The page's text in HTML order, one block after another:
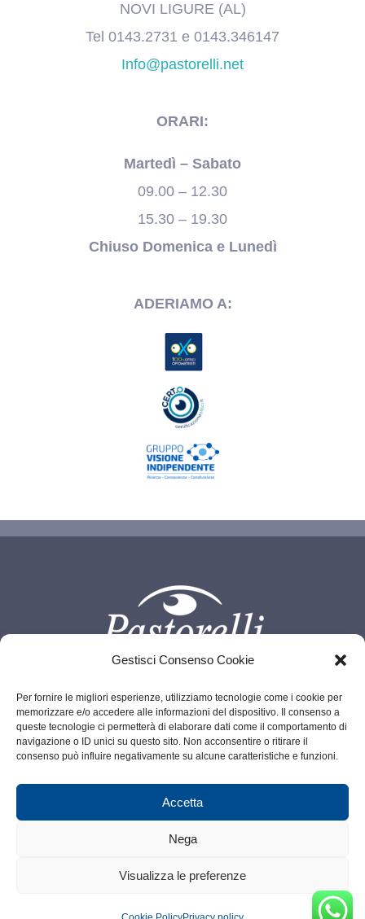
Gestisci Consenso Cookie
Per fornire le migliori esperienze, utilizziamo tecnologie come i cookie per
memorizzare e/o accedere alle informazioni del dispositivo. Il consenso a
queste tecnologie ci permetterà di elaborare dati come il comportamento di
navigazione o ID unici su questo sito. Non acconsentire o ritirare il
consenso può influire negativamente su alcune caratteristiche e funzioni.
Accetta
Nega
Visualizza le preferenze
NOVI LIGURE (AL)
Tel 0143.2731 e 0143.346147
Info@pastorelli.net
ORARI:
Martedì – Sabato
09.00 – 12.30
15.30 – 19.30
Chiuso Domenica e Lunedì
ADERIAMO A:
Info@pastorelli.netP.IVA 00685940066
Legalmail: pastorelliottico@legalmail.it
© Copyright - 2026 | All Rights Reserved Pastorelli |Privacy-